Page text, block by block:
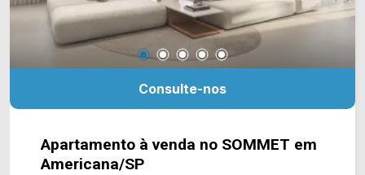
Consulte-nos
Apartamento à venda no SOMMET em
Americana/SP